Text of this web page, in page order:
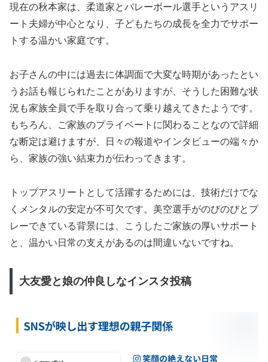
現在の秋本家は、柔道家とバレーボール選手というアスリ
ート夫婦が中心となり、子どもたちの成長を全力でサポー
トする温かい家庭です。
お子さんの中には過去に体調面で大変な時期があったとい
うお話も報じられたことがありますが、そうした困難な状
況も家族全員で手を取り合って乗り越えてきたようです。
もちろん、ご家族のプライベートに関わることなので詳細
な断定は避けますが、日々の報道やインタビューの端々か
ら、家族の強い結束力が伝わってきます。
トップアスリートとして活躍するためには、技術だけでな
くメンタルの安定が不可欠です。美空選手がのびのびとプ
レーできている背景には、こうしたご家族の厚いサポート
と、温かい日常の支えがあるのは間違いないですね。
大友愛と娘の仲良しなインスタ投稿